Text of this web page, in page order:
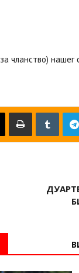
чланство) нашег